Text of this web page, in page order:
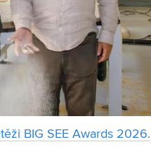
BIG SEE Awards 2026.